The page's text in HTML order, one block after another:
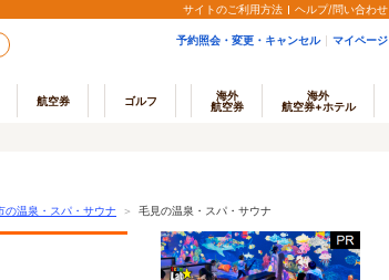
サイトのご利用方法 ヘルプ/問い合わせ
予約照会・変更・キャンセル マイページ
航空券 ゴルフ
海外
航空券
海外
航空券+ホテル
の温泉・スパ・サウナ ＞ 毛見の温泉・スパ・サウナ